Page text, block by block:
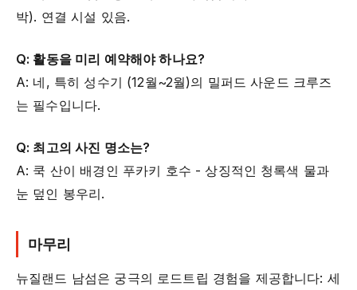
박). 연결 시설 있음.
Q: 활동을 미리 예약해야 하나요?
A: 네, 특히 성수기 (12월~2월)의 밀퍼드 사운드 크루즈
는 필수입니다.
Q: 최고의 사진 명소는?
A: 쿡 산이 배경인 푸카키 호수 - 상징적인 청록색 물과
눈 덮인 봉우리.
마무리
뉴질랜드 남섬은 궁극의 로드트립 경험을 제공합니다: 세